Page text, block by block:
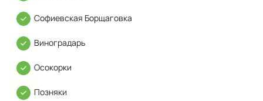
Софиевская Борщаговка
Виноградарь
Осокорки
Позняки